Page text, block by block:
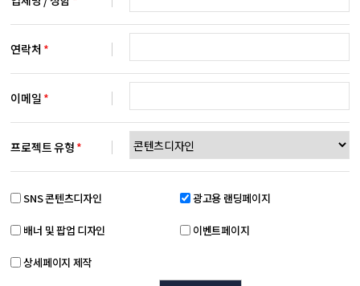
연락처 *
이메일 *
프로젝트 유형 *
SNS 콘텐츠디자인 광고용 랜딩페이지
배너 및 팝업 디자인 이벤트페이지
상세페이지 제작